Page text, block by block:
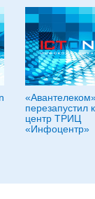
перезапустил
центр ТРИЦ
«Инфоцентр»